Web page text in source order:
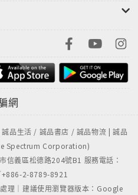
網
品生活 / 誠品書店 / 誠品物流 | 誠品
Spectrum Corporation)
信義區松德路204號B1 服務電話：
2-8789-8921
理｜建議使用瀏覽器版本：Google